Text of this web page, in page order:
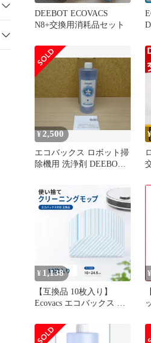
DEEBOT ECOVACS
N8+交換用消耗品セット
¥ 2,500
エコバックス ロボット掃
除機用 洗浄剤 DEEBOT
¥
¥ 1,138
【互換品 10枚入り】
Ecovacs エコバックス 使
プ DEEBOT OZMO T8/N8
PRO/T9 シリーズ対応 ク
¥